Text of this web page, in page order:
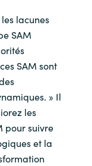
lacunes
SAM
SAM sont
» Il
les
pour suivre
et la